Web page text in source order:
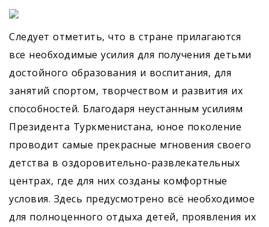
Следует отметить, что в стране прилагаются
все необходимые усилия для получения детьми
достойного образования и воспитания, для
занятий спортом, творчеством и развития их
способностей. Благодаря неустанным усилиям
Президента Туркменистана, юное поколение
проводит самые прекрасные мгновения своего
детства в оздоровительно-развлекательных
центрах, где для них созданы комфортные
условия. Здесь предусмотрено всё необходимое
для полноценного отдыха детей, проявления их